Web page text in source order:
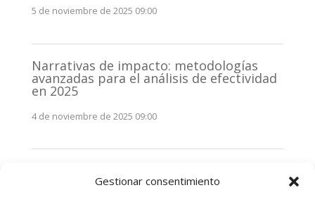
Gestionar consentimiento
5 de noviembre de 2025 09:00
Narrativas de impacto: metodologías
avanzadas para el análisis de efectividad
en 2025
4 de noviembre de 2025 09:00
stakeholders en 2025: La clave de la